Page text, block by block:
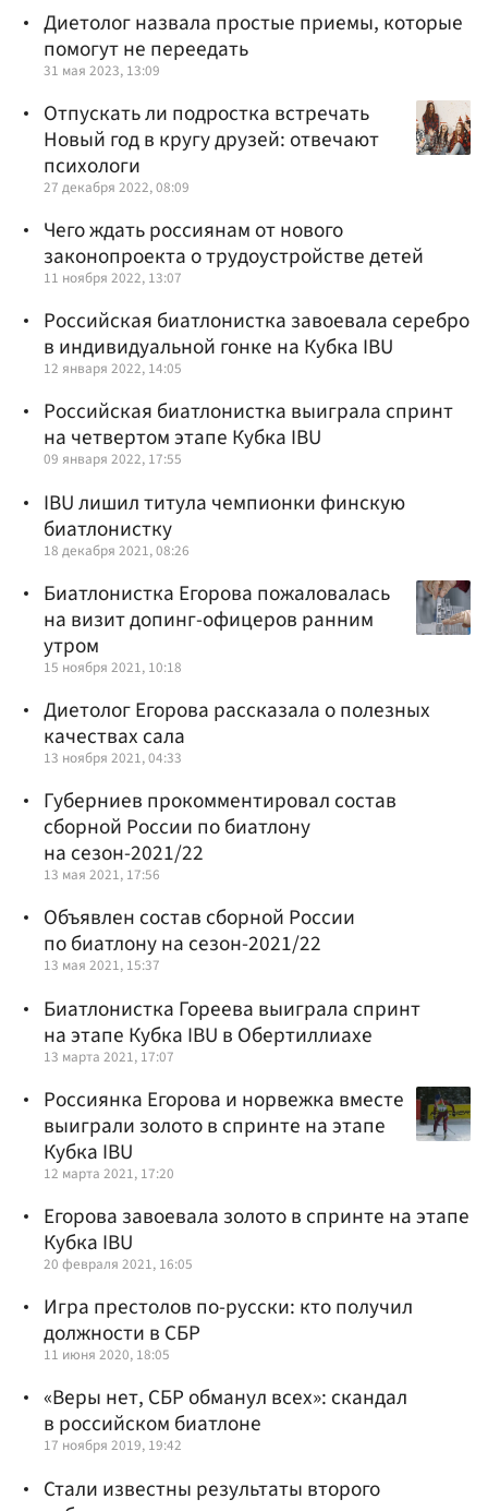
Диетолог назвала простые приемы, которые
помогут не переедать
31 мая 2023, 13:09
Отпускать ли подростка встречать
Новый год в кругу друзей: отвечают
психологи
27 декабря 2022, 08:09
Чего ждать россиянам от нового
законопроекта о трудоустройстве детей
11 ноября 2022, 13:07
Российская биатлонистка завоевала серебро
в индивидуальной гонке на Кубка IBU
12 января 2022, 14:05
Российская биатлонистка выиграла спринт
на четвертом этапе Кубка IBU
09 января 2022, 17:55
IBU лишил титула чемпионки финскую
биатлонистку
18 декабря 2021, 08:26
Биатлонистка Егорова пожаловалась
на визит допинг-офицеров ранним
утром
15 ноября 2021, 10:18
Диетолог Егорова рассказала о полезных
качествах сала
13 ноября 2021, 04:33
Губерниев прокомментировал состав
сборной России по биатлону
на сезон-2021/22
13 мая 2021, 17:56
Объявлен состав сборной России
по биатлону на сезон-2021/22
13 мая 2021, 15:37
Биатлонистка Гореева выиграла спринт
на этапе Кубка IBU в Обертиллиахе
13 марта 2021, 17:07
Россиянка Егорова и норвежка вместе
выиграли золото в спринте на этапе
Кубка IBU
12 марта 2021, 17:20
Егорова завоевала золото в спринте на этапе
Кубка IBU
20 февраля 2021, 16:05
Игра престолов по-русски: кто получил
должности в СБР
11 июня 2020, 18:05
«Веры нет, СБР обманул всех»: скандал
в российском биатлоне
17 ноября 2019, 19:42
Стали известны результаты второго